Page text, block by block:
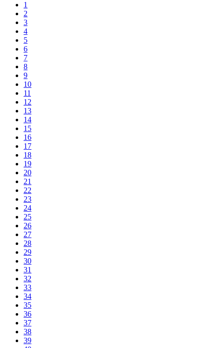
1
2
3
4
5
6
7
8
9
10
11
12
13
14
15
16
17
18
19
20
21
22
23
24
25
26
27
28
29
30
31
32
33
34
35
36
37
38
39